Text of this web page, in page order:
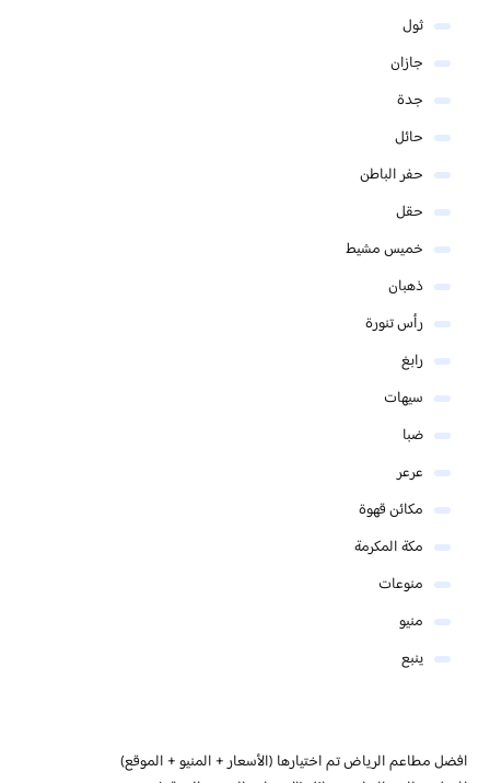
ثول
جازان
جدة
حائل
حفر الباطن
حقل
خميس مشيط
ذهبان
رأس تنورة
رابغ
سيهات
ضبا
عرعر
مكائن قهوة
مكة المكرمة
منوعات
منيو
ينبع
افضل مطاعم الرياض تم اختيارها (الأسعار + المنيو + الموقع)